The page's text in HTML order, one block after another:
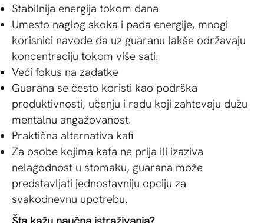
Stabilnija energija tokom dana
Umesto naglog skoka i pada energije, mnogi
korisnici navode da uz guaranu lakše održavaju
koncentraciju tokom više sati.
Veći fokus na zadatke
Guarana se često koristi kao podrška
produktivnosti, učenju i radu koji zahtevaju dužu
mentalnu angažovanost.
Praktična alternativa kafi
Za osobe kojima kafa ne prija ili izaziva
nelagodnost u stomaku, guarana može
predstavljati jednostavniju opciju za
svakodnevnu upotrebu.